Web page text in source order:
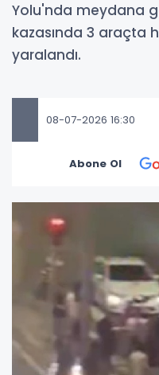
Yolu'nda meydana
kazasında 3 araçta
yaralandı.
08-07-2026 16:30
Abone Ol